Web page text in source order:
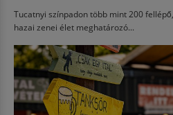
Tucatnyi színpadon több mint 200
hazai zenei élet meghatározó...